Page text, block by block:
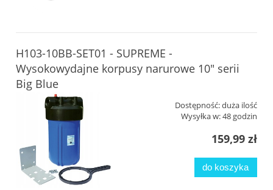
H103-10BB-SET01 - SUPREME -
Wysokowydajne korpusy narurowe 10" serii
Big Blue
Dostępność:duża ilość
Wysyłka w:48 godzin
159,99 zł
do koszyka